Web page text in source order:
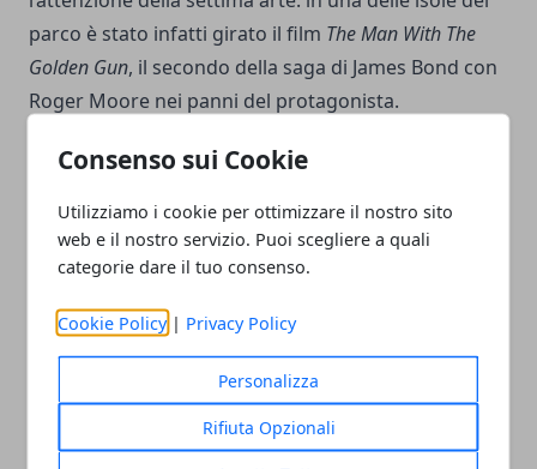
Consenso sui Cookie
Utilizziamo i cookie per ottimizzare il nostro sito
web e il nostro servizio. Puoi scegliere a quali
categorie dare il tuo consenso.
Cookie Policy | Privacy Policy
Personalizza
Rifiuta Opzionali
parco è stato infatti girato il film The Man With The
Golden Gun, il secondo della saga di James Bond con
Roger Moore nei panni del protagonista.
Quando ci si trova a Phuket è immancabile anche un
più suggestive dell’intero Paese.
Whatsapp